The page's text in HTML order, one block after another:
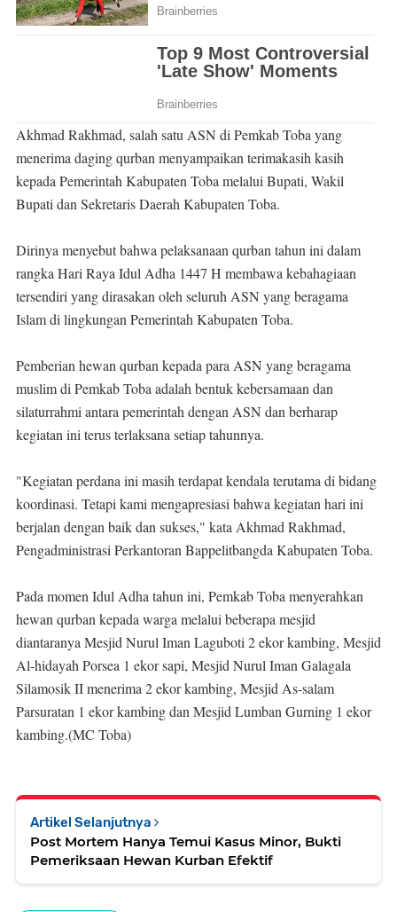
Akhmad Rakhmad, salah satu ASN di Pemkab Toba yang
menerima daging qurban menyampaikan terimakasih kasih
kepada Pemerintah Kabupaten Toba melalui Bupati, Wakil
Bupati dan Sekretaris Daerah Kabupaten Toba.
Dirinya menyebut bahwa pelaksanaan qurban tahun ini dalam
rangka Hari Raya Idul Adha 1447 H membawa kebahagiaan
tersendiri yang dirasakan oleh seluruh ASN yang beragama
Islam di lingkungan Pemerintah Kabupaten Toba.
Pemberian hewan qurban kepada para ASN yang beragama
muslim di Pemkab Toba adalah bentuk kebersamaan dan
silaturrahmi antara pemerintah dengan ASN dan berharap
kegiatan ini terus terlaksana setiap tahunnya.
"Kegiatan perdana ini masih terdapat kendala terutama di bidang
koordinasi. Tetapi kami mengapresiasi bahwa kegiatan hari ini
berjalan dengan baik dan sukses," kata Akhmad Rakhmad,
Pengadministrasi Perkantoran Bappelitbangda Kabupaten Toba.
Pada momen Idul Adha tahun ini, Pemkab Toba menyerahkan
hewan qurban kepada warga melalui beberapa mesjid
diantaranya Mesjid Nurul Iman Laguboti 2 ekor kambing, Mesjid
Al-hidayah Porsea 1 ekor sapi, Mesjid Nurul Iman Galagala
Silamosik II menerima 2 ekor kambing, Mesjid As-salam
Parsuratan 1 ekor kambing dan Mesjid Lumban Gurning 1 ekor
kambing.(MC Toba)
Artikel Selanjutnya
Post Mortem Hanya Temui Kasus Minor, Bukti
Pemeriksaan Hewan Kurban Efektif